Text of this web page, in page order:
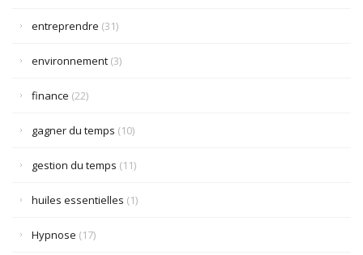
entreprendre (31)
environnement (3)
finance (22)
gagner du temps (10)
gestion du temps (11)
huiles essentielles (1)
Hypnose (17)